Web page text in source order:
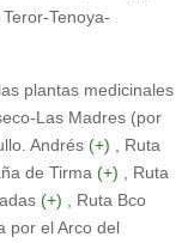
Tenoya-
plantas medicinales
Las Madres (por
Andrés (+) , Ruta
de Tirma (+) , Ruta
(+) , Ruta Bco
por el Arco del